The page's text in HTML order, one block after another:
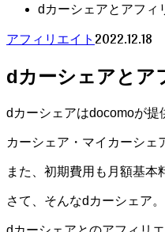
dカーシェアとアフィ
アフィリエイト 2022.12.18
dカーシェアとア
dカーシェアはdocomoが提
カーシェア・マイカーシェ
また、初期費用も月額基本
さて、そんなdカーシェア